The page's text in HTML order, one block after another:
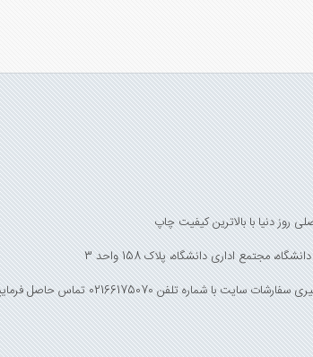
روز دنیا با بالاترین کیفیت چاپ
مجتمع اداری دانشگاه، پلاک 158 واحد 3
شماره تلفن 02166175070 تماس حاصل فرمایید)